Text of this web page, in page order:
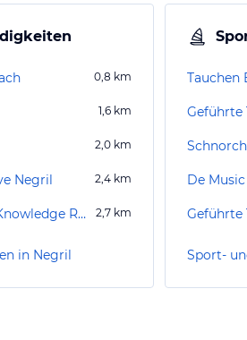
0,8 km
1,6 km
2,0 km
Negril 2,4 km
Studio House Ah Knowledge Records 2,7 km
in Negril
Tauchen
Sport-